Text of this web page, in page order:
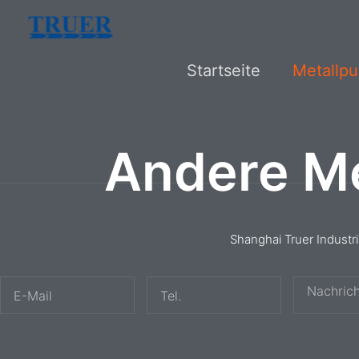
Zum
Inhalt
Startseite
Andere
Shanghai Truer